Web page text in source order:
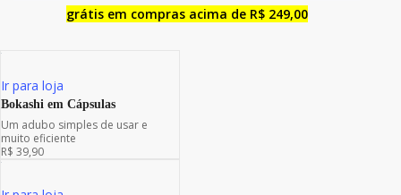
grátis em compras acima de R$ 249,00
Ir para loja
Bokashi em Cápsulas
Um adubo simples de usar e
muito eficiente
R$ 39,90